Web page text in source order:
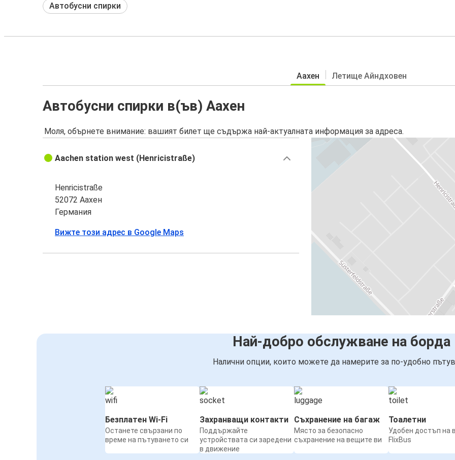
Автобусни спирки
Аахен Летище Айндховен
Автобусни спирки в(ъв) Аахен
Моля, обърнете внимание: вашият билет ще съдържа най-актуалната информация за адреса.
Aachen station west (Henricistraße)
Henricistraße
52072 Аахен
Германия
Вижте този адрес в Google Maps
Най-добро обслужване на борда
Налични опции, които можете да намерите за по-удобно
Безплатен Wi-Fi
Останете свързани по
време на пътуването си
Захранващи контакти
Поддържайте
устройствата си заредени
в движение
Съхранение на багаж
Място за безопасно
съхранение на вещите ви
Тоалетни
Удобен достъп на
FlixBus